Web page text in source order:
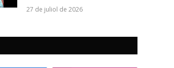
27 de juliol de 2026